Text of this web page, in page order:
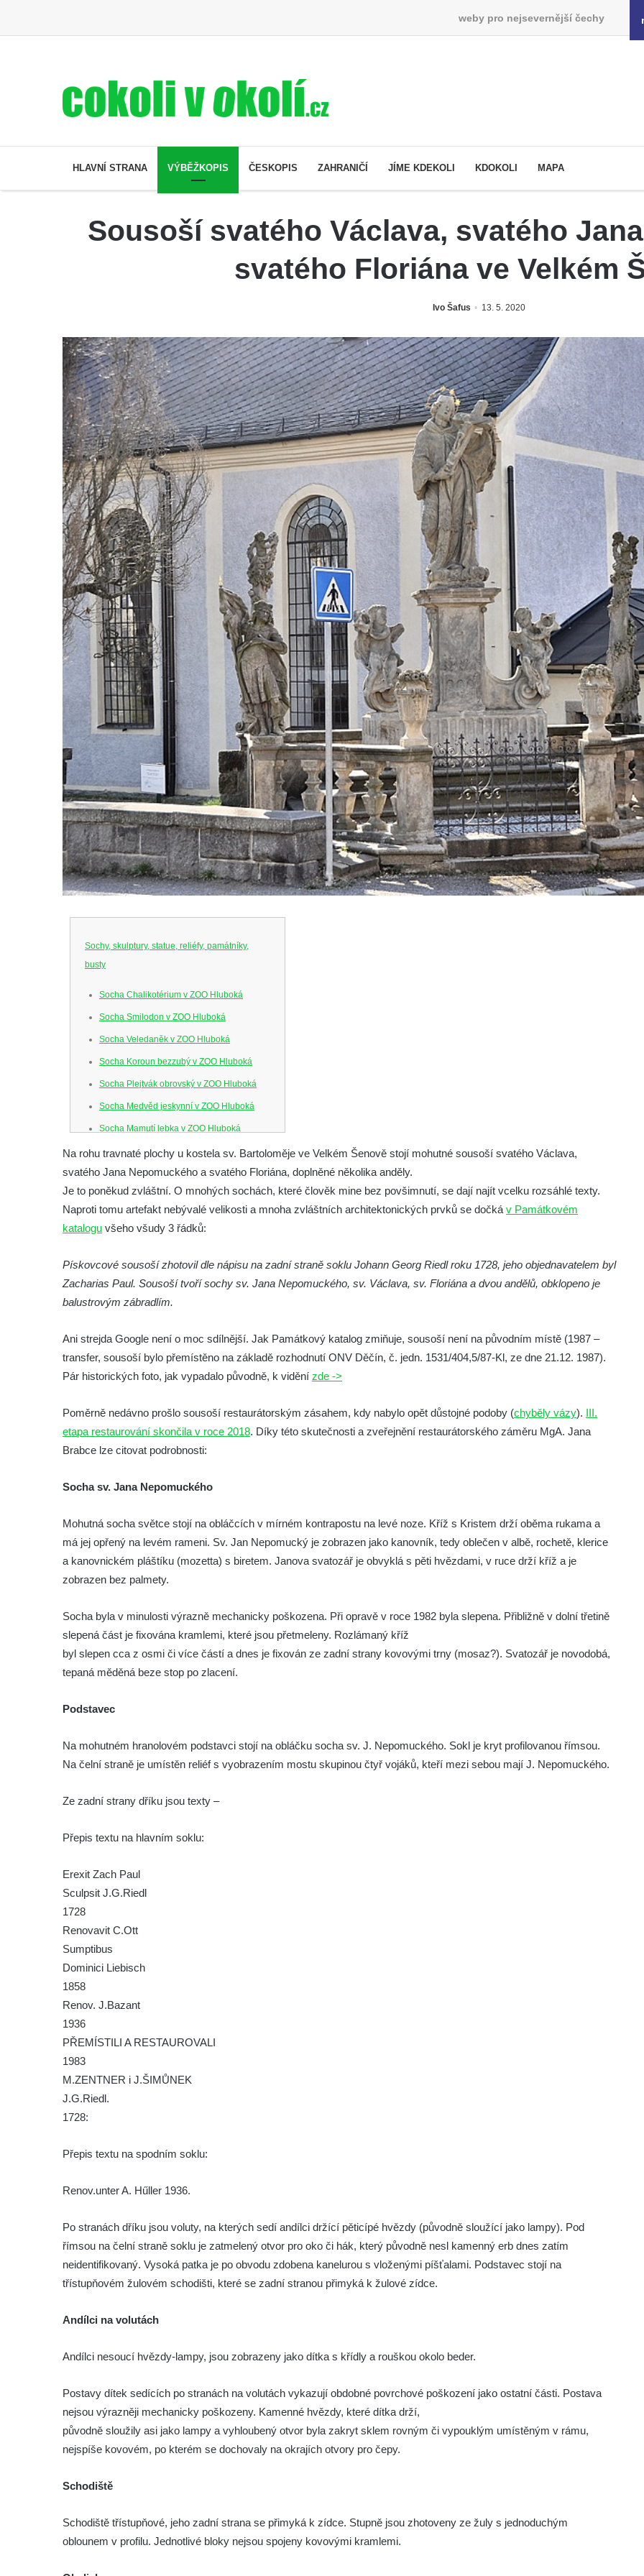
weby pro nejsevernější čechy
HLAVNÍ STRANA VÝBĚŽKOPIS ČESKOPIS ZAHRANIČÍ JÍME KDEKOLI KDOKOLI MAPA
Sousoší svatého Václava, svatého
svatého Floriána ve Velkém
Ivo Šafus 13. 5. 2020
Sochy, skulptury, statue, reliéfy, památníky,
busty
Socha Chalikotérium v ZOO Hluboká
Socha Smilodon v ZOO Hluboká
Socha Veledaněk v ZOO Hluboká
Socha Koroun bezzubý v ZOO Hluboká
Socha Plejtvák obrovský v ZOO Hluboká
Socha Medvěd jeskynní v ZOO Hluboká
Socha Mamutí lebka v ZOO Hluboká
Socha Mamut srstnatý v ZOO Hluboká
Socha Orel v ZOO Hluboká
Socha Vydry si hrají v ZOO Hluboká
Socha Přátelství v ZOO Hluboká
Socha Lišky v ZOO Hluboká
Socha Kudlanka v ZOO Hluboká
Socha Vlčice s mládětem v ZOO Hluboká
Socha Orlice v ZOO Hluboká
Socha Tygr v ZOO Hluboká
Socha Kozorožec horský v ZOO Hluboká
Socha Nosorožík v ZOO Hluboká
Socha Beruška v ZOO Hluboká
Socha Volavka v ZOO Hluboká
Lavička Kůň Převalského v ZOO Hluboká
Lysá nad Labem, barokní město Šporkovo
Socha Mystik v ZOO Hluboká
čp. 69/1 v Českých Budějovicích
Socha Jana Valeria Jirsíka u Černé věže v
Socha svatého Jana Nepomuckého u
kostela svaté Rodiny v Českých
Socha S tebou v parku na Senovážném
náměstí v Českých Budějovicích
Socha Tornádo v parku na Senovážném
Na Sadech v Českých Budějovicích
Pomník Přemysla Otakara II. v parku Na
Českých Budějovicích
Sadech v Českých Budějovicích
Socha Civilizovaní na Husově třídě v
Českých Budějovicích
Sadech u Mlýnské stoky v Českých
Sochy brouků u Mlýnské stoky v Českých
Socha svatého Vincence Ferrerského na
nádvoří kláštera dominikánů v Českých
Budějovicích
kláštera dominikánů v Českých
Socha svatého Josefa na nádvoří kláštera
dominikánů v Českých Budějovicích
Na rohu travnaté plochy u kostela sv. Bartoloměje ve Velkém Šenově stojí mohutné sousoší svatého Václava,
svatého Jana Nepomuckého a svatého Floriána, doplněné několika anděly.
Je to poněkud zvláštní. O mnohých sochách, které člověk mine bez povšimnutí, se dají najít vcelku rozsáhlé texty.
Naproti tomu artefakt nebývalé velikosti a mnoha zvláštních architektonických prvků se dočká v Památkovém
katalogu všeho všudy 3 řádků:
Pískovcové sousoší zhotovil dle nápisu na zadní straně soklu Johann Georg Riedl roku 1728, jeho objednavatelem byl
Zacharias Paul. Sousoší tvoří sochy sv. Jana Nepomuckého, sv. Václava, sv. Floriána a dvou andělů, obklopeno je
balustrovým zábradlím.
Ani strejda Google není o moc sdílnější. Jak Památkový katalog zmiňuje, sousoší není na původním místě (1987 –
transfer, sousoší bylo přemístěno na základě rozhodnutí ONV Děčín, č. jedn. 1531/404,5/87-Kl, ze dne 21.12. 1987).
Pár historických foto, jak vypadalo původně, k vidění zde ->
Poměrně nedávno prošlo sousoší restaurátorským zásahem, kdy nabylo opět důstojné podoby (chyběly vázy). III.
etapa restaurování skončila v roce 2018. Díky této skutečnosti a zveřejnění restaurátorského záměru MgA. Jana
Brabce lze citovat podrobnosti:
Socha sv. Jana Nepomuckého
Mohutná socha světce stojí na obláčcích v mírném kontrapostu na levé noze. Kříž s Kristem drží oběma rukama a
má jej opřený na levém rameni. Sv. Jan Nepomucký je zobrazen jako kanovník, tedy oblečen v albě, rochetě, klerice
a kanovnickém pláštíku (mozetta) s biretem. Janova svatozář je obvyklá s pěti hvězdami, v ruce drží kříž a je
zobrazen bez palmety.
Socha byla v minulosti výrazně mechanicky poškozena. Při opravě v roce 1982 byla slepena. Přibližně v dolní třetině
slepená část je fixována kramlemi, které jsou přetmeleny. Rozlámaný kříž
byl slepen cca z osmi či více částí a dnes je fixován ze zadní strany kovovými trny (mosaz?). Svatozář je novodobá,
tepaná měděná beze stop po zlacení.
Podstavec
Na mohutném hranolovém podstavci stojí na obláčku socha sv. J. Nepomuckého. Sokl je kryt profilovanou římsou.
Na čelní straně je umístěn reliéf s vyobrazením mostu skupinou čtyř vojáků, kteří mezi sebou mají J. Nepomuckého.
Ze zadní strany dříku jsou texty –
Přepis textu na hlavním soklu:
Erexit Zach Paul
Sculpsit J.G.Riedl
1728
Renovavit C.Ott
Sumptibus
Dominici Liebisch
1858
Renov. J.Bazant
1936
PŘEMÍSTILI A RESTAUROVALI
1983
M.ZENTNER i J.ŠIMŮNEK
J.G.Riedl.
1728:
Přepis textu na spodním soklu:
Renov.unter A. Hűller 1936.
Po stranách dříku jsou voluty, na kterých sedí andílci držící pěticípé hvězdy (původně sloužící jako lampy). Pod
římsou na čelní straně soklu je zatmelený otvor pro oko či hák, který původně nesl kamenný erb dnes zatím
neidentifikovaný. Vysoká patka je po obvodu zdobena kanelurou s vloženými píšťalami. Podstavec stojí na
třístupňovém žulovém schodišti, které se zadní stranou přimyká k žulové zídce.
Andílci na volutách
Andílci nesoucí hvězdy-lampy, jsou zobrazeny jako dítka s křídly a rouškou okolo beder.
Postavy dítek sedících po stranách na volutách vykazují obdobné povrchové poškození jako ostatní části. Postava
nejsou výrazněji mechanicky poškozeny. Kamenné hvězdy, které dítka drží,
původně sloužily asi jako lampy a vyhloubený otvor byla zakryt sklem rovným či vypouklým umístěným v rámu,
nejspíše kovovém, po kterém se dochovaly na okrajích otvory pro čepy.
Schodiště
Schodiště třístupňové, jeho zadní strana se přimyká k zídce. Stupně jsou zhotoveny ze žuly s jednoduchým
oblounem v profilu. Jednotlivé bloky nejsou spojeny kovovými kramlemi.